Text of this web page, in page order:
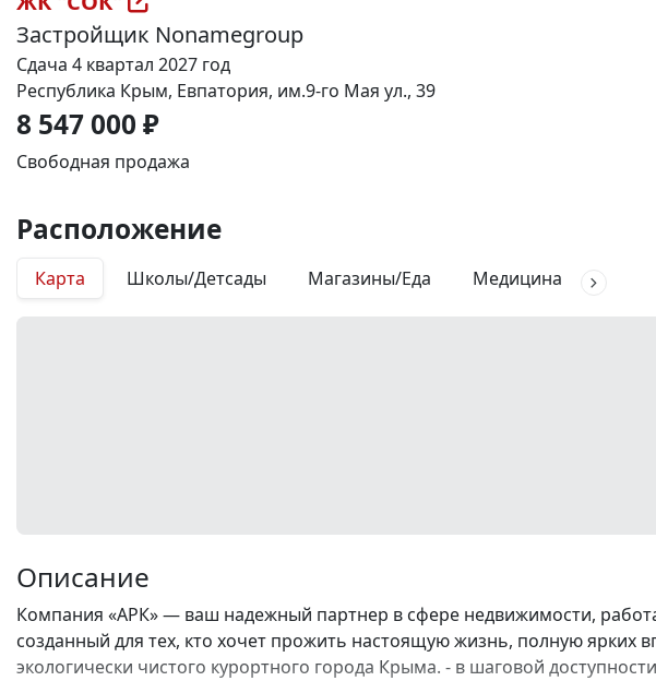
Застройщик Nonamegroup
Сдача 4 квартал 2027 год
Республика Крым, Евпатория, им.9-го Мая ул., 39
8 547 000 ₽
Свободная продажа
Расположение
Карта Школы/Детсады Магазины/Еда Медицина
Описание
Компания «АРК» — ваш надежный партнер в сфере недвижимости,
созданный для тех, кто хочет прожить настоящую жизнь, полную ярких
экологически чистого курортного города Крыма. - в шаговой